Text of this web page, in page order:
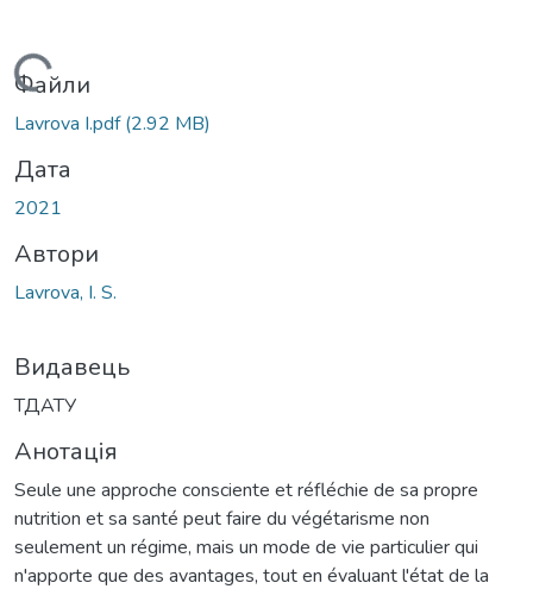
Вантажиться...
Файли
Lavrova I.pdf(2.92 MB)
Дата
2021
Автори
Lavrova, I. S.
Видавець
ТДАТУ
Анотація
Seule une approche consciente et réfléchie de sa propre
nutrition et sa santé peut faire du végétarisme non
seulement un régime, mais un mode de vie particulier qui
n'apporte que des avantages, tout en évaluant l'état de la